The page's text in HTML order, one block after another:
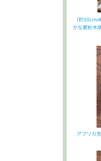
〔約
かな更紗木
アフリカ